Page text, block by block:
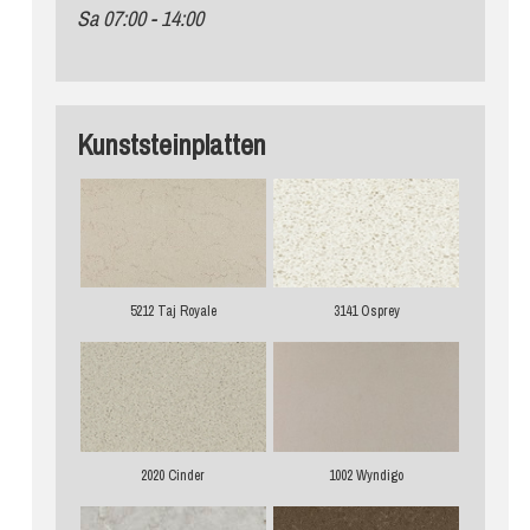
Sa 07:00 - 14:00
Kunststeinplatten
5212 Taj Royale 3141 Osprey
2020 Cinder 1002 Wyndigo